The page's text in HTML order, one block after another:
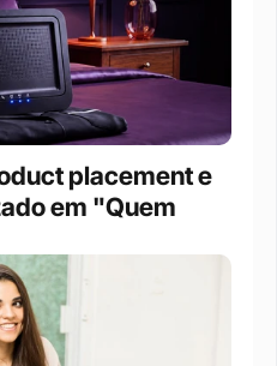
placement e
em "Quem